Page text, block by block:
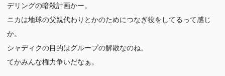
デリングの暗殺計画かー。
ニカは地球の父親代わりとかのためにつなぎ役をしてるって感じ
か。
シャディクの目的はグループの解散なのね。
てかみんな権力争いだなぁ。